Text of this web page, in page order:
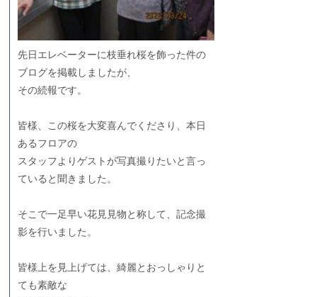
先日エレベーターに枝垂れ桜を飾った件の
ブログを掲載しましたが、
その続報です。
皆様、この桜を大変喜んでくださり、本日
あるフロアの
スタッフよりゲストが写真撮りたいと言っ
ていると聞きました。
そこで一足早い花見見物と称して、記念撮
影を行いました。
皆様上を見上げては、綺麗とおっしゃりと
ても素敵な